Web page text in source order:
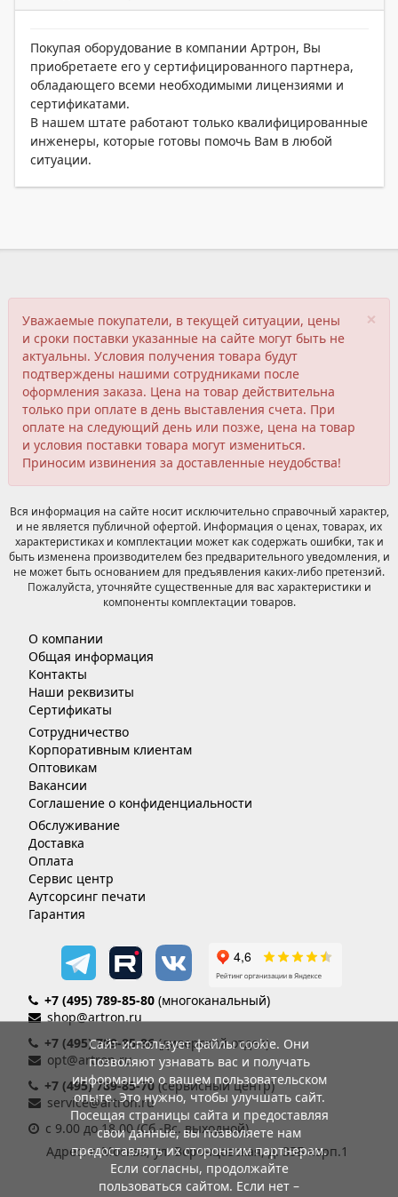
Покупая оборудование в компании Артрон, Вы
приобретаете его у сертифицированного партнера,
обладающего всеми необходимыми лицензиями и
сертификатами.
В нашем штате работают только квалифицированные
инженеры, которые готовы помочь Вам в любой
ситуации.
×
Уважаемые покупатели, в текущей ситуации, цены
и сроки поставки указанные на сайте могут быть не
актуальны. Условия получения товара будут
подтверждены нашими сотрудниками после
оформления заказа. Цена на товар действительна
только при оплате в день выставления счета. При
оплате на следующий день или позже, цена на товар
и условия поставки товара могут измениться.
Приносим извинения за доставленные неудобства!
Вся информация на сайте носит исключительно справочный характер,
и не является публичной офертой. Информация о ценах, товарах, их
характеристиках и комплектации может как содержать ошибки, так и
быть изменена производителем без предварительного уведомления, и
не может быть основанием для предъявления каких-либо претензий.
Пожалуйста, уточняйте существенные для вас характеристики и
компоненты комплектации товаров.
О компании
Общая информация
Контакты
Наши реквизиты
Сертификаты
Сотрудничество
Корпоративным клиентам
Оптовикам
Вакансии
Соглашение о конфиденциальности
Обслуживание
Доставка
Оплата
Сервис центр
Аутсорсинг печати
Гарантия
+7 (495) 789-85-80 (многоканальный)
shop@artron.ru
+7 (495) 789-85-86(дилерский отдел)
opt@artron.ru
+7 (495) 789-85-70 (сервисный центр)
service@artron.ru
с 9.00 до 18.00 (Сб.-Вс. выходной)
Адрес: г. Москва, ул. Воронцовская, д. 35Б корп.1
Сайт использует файлы cookie. Они
позволяют узнавать вас и получать
информацию о вашем пользовательском
опыте. Это нужно, чтобы улучшать сайт.
Посещая страницы сайта и предоставляя
свои данные, вы позволяете нам
предоставлять их сторонним партнерам.
Если согласны, продолжайте
пользоваться сайтом. Если нет –